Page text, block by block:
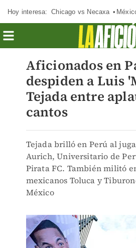
Hoy interesa: Chicago vs Necaxa
Aficionados en
despiden a Luis
Tejada entre
cantos
Tejada brilló en Perú al
Aurich, Universitario de
Pirata FC. También militó
mexicanos Toluca y
México